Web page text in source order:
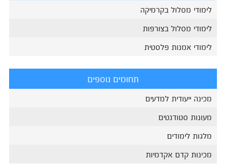
לימודי מסלול בקרמיקה
לימודי מסלול בצורפות
לימודי אמנות פלסטית
תחומים נוספים
מכינה ייעודית למדעים
מעונות סטודנטים
מלגות לימודים
מכינות קדם אקדמיות